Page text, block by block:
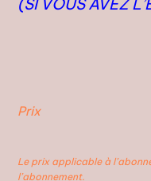
(SI VOUS AVEZ
Prix
Le prix applicable à
l’abonnement.